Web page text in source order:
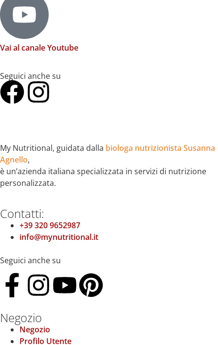
Vai al canale Youtube
Seguici anche su
My Nutritional, guidata dalla biologa nutrizionista Susanna
Agnello,
è un’azienda italiana specializzata in servizi di nutrizione
personalizzata.
Contatti:
+39 320 9652987
info@mynutritional.it
Seguici anche su
Negozio
Negozio
Profilo Utente